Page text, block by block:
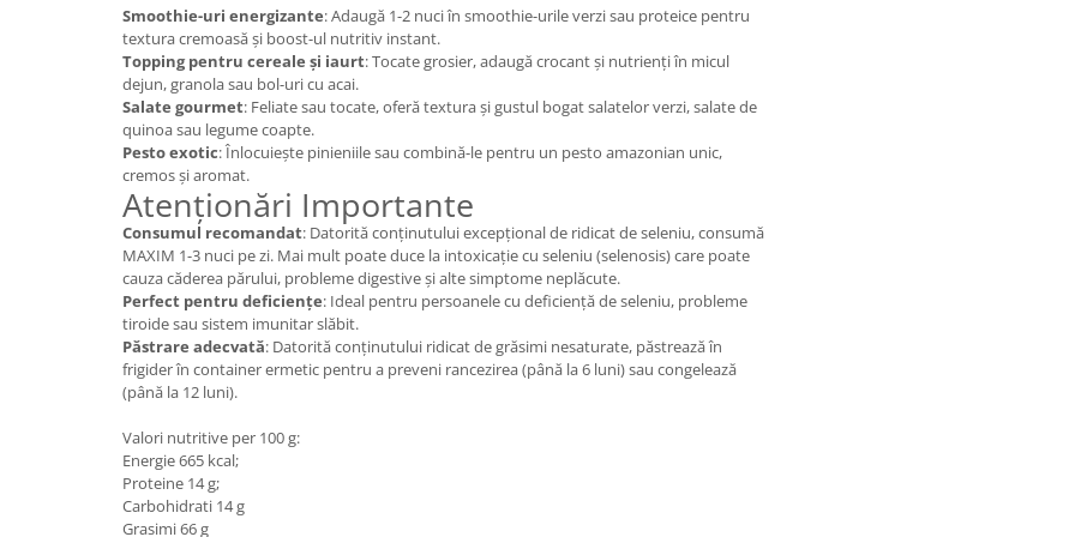
Smoothie-uri energizante: Adaugă 1-2 nuci în smoothie-urile verzi sau proteice pentru
textura cremoasă și boost-ul nutritiv instant.
Topping pentru cereale și iaurt: Tocate grosier, adaugă crocant și nutrienți în micul
dejun, granola sau bol-uri cu acai.
Salate gourmet: Feliate sau tocate, oferă textura și gustul bogat salatelor verzi, salate de
quinoa sau legume coapte.
Pesto exotic: Înlocuiește pinieniile sau combină-le pentru un pesto amazonian unic,
cremos și aromat.
Atenționări Importante
Consumul recomandat: Datorită conținutului excepțional de ridicat de seleniu, consumă
MAXIM 1-3 nuci pe zi. Mai mult poate duce la intoxicație cu seleniu (selenosis) care poate
cauza căderea părului, probleme digestive și alte simptome neplăcute.
Perfect pentru deficiențe: Ideal pentru persoanele cu deficiență de seleniu, probleme
tiroide sau sistem imunitar slăbit.
Păstrare adecvată: Datorită conținutului ridicat de grăsimi nesaturate, păstrează în
frigider în container ermetic pentru a preveni rancezirea (până la 6 luni) sau congelează
(până la 12 luni).
Valori nutritive per 100 g:
Energie 665 kcal;
Proteine 14 g;
Carbohidrati 14 g
Grasimi 66 g